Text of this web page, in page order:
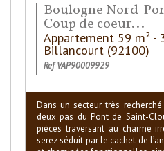
Boulogne Nord-
Coup de coeur...
Appartement 59 m² -
Billancourt (92100)
Ref VAP90009929
Dans un secteur très
deux pas du Pont de Saint-
pièces traversant au charme
serez séduit par le cachet de